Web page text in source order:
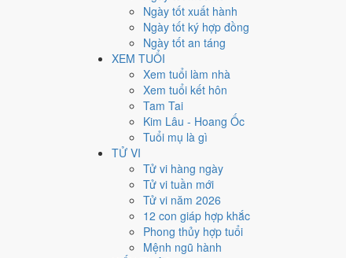
Ngày tốt xuất hành
Ngày tốt ký hợp đồng
Ngày tốt an táng
XEM TUỔI
Xem tuổi làm nhà
Xem tuổi kết hôn
Tam Tai
Kim Lâu - Hoang Ốc
Tuổi mụ là gì
TỬ VI
Tử vi hàng ngày
Tử vi tuần mới
Tử vi năm 2026
12 con giáp hợp khắc
Phong thủy hợp tuổi
Mệnh ngũ hành
Năm 1977 là năm con gì,
Năm 1977 là nămĐinh Tỵ , Nạp Âm
tính cặp can chi này nằm ở bàican chi Đinh Tỵ
Đinh Tỵ (Hỏa × Hỏa)
Sa Trung Thổ